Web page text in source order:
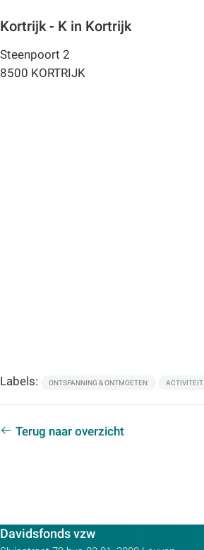
Kortrijk - K in Kortrijk
Steenpoort 2
8500 KORTRIJK
Labels: ONTSPANNING & ONTMOETEN ACTIVITEIT
Terug naar overzicht
Davidsfonds vzwContactpersoon: